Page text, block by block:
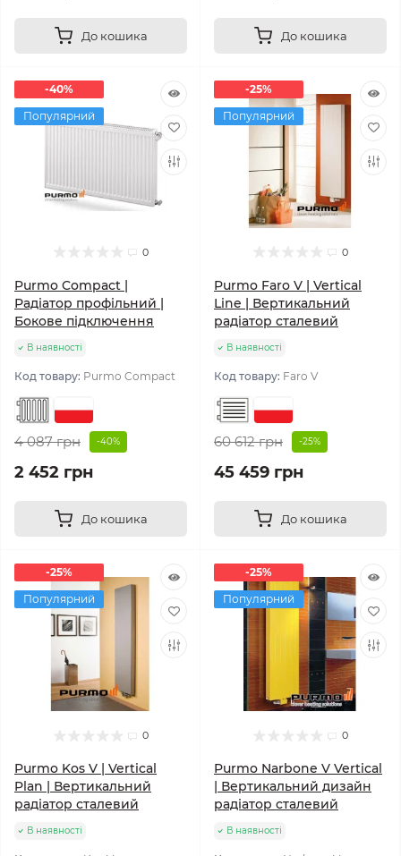
До кошика До кошика
-40%
Популярний
0
Purmo Compact |
Радіатор профільний |
Бокове підключення
В наявності
Код товару: Purmo Compact
4 087 грн -40%
2 452 грн
До кошика
-25%
Популярний
0
Purmo Faro V | Vertical
Line | Вертикальний
радіатор сталевий
В наявності
Код товару: Faro V
60 612 грн -25%
45 459 грн
До кошика
-25%
Популярний
0
Purmo Kos V | Vertical
Plan | Вертикальний
радіатор сталевий
В наявності
-25%
Популярний
0
Purmo Narbone V Vertical
| Вертикальний дизайн
радіатор сталевий
В наявності